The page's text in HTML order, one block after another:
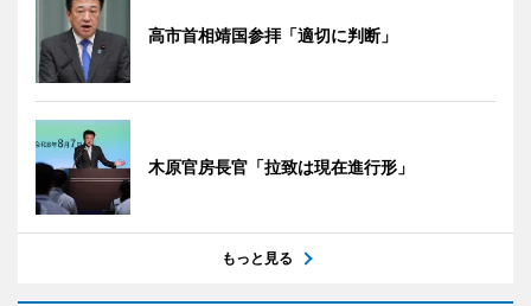
高市首相靖国参拝「適切に判断」
木原官房長官「拉致は現在進行形」
もっと見る